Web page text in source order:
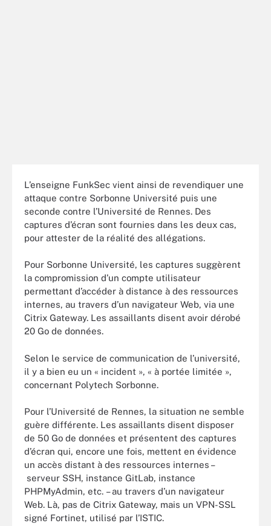
L’enseigne FunkSec vient ainsi de revendiquer une
attaque contre Sorbonne Université puis une
seconde contre l’Université de Rennes. Des
captures d’écran sont fournies dans les deux cas,
pour attester de la réalité des allégations.
Pour Sorbonne Université, les captures suggèrent
la compromission d’un compte utilisateur
permettant d’accéder à distance à des ressources
internes, au travers d’un navigateur Web, via une
Citrix Gateway. Les assaillants disent avoir dérobé
20 Go de données.
Selon le service de communication de l’université,
il y a bien eu un « incident », « à portée limitée »,
concernant Polytech Sorbonne.
Pour l’Université de Rennes, la situation ne semble
guère différente. Les assaillants disent disposer
de 50 Go de données et présentent des captures
d’écran qui, encore une fois, mettent en évidence
un accès distant à des ressources internes –
serveur SSH, instance GitLab, instance
PHPMyAdmin, etc. – au travers d’un navigateur
Web. Là, pas de Citrix Gateway, mais un VPN-SSL
signé Fortinet, utilisé par l’ISTIC.